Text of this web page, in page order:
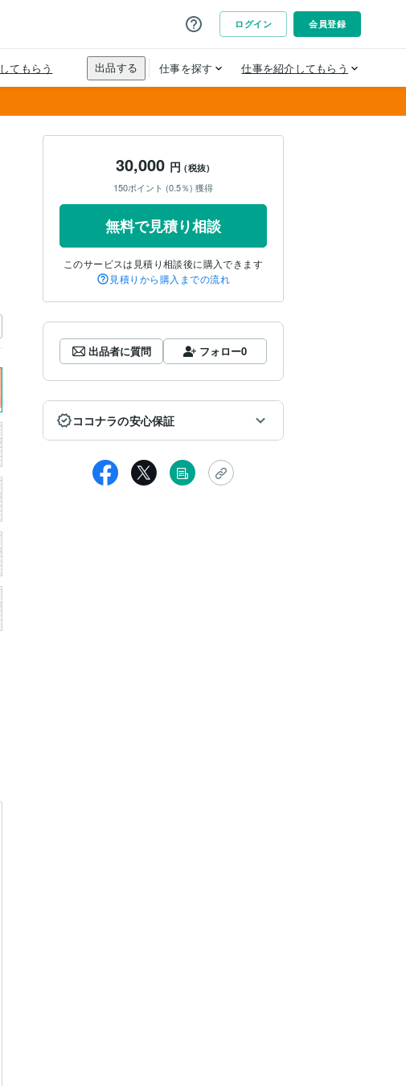
30,000 円(税抜)
150ポイント (0.5％) 獲得
無料で見積り相談
このサービスは見積り相談後に購入できます
見積りから購入までの流れ
出品者に質問 フォロー0
ココナラの安心保証